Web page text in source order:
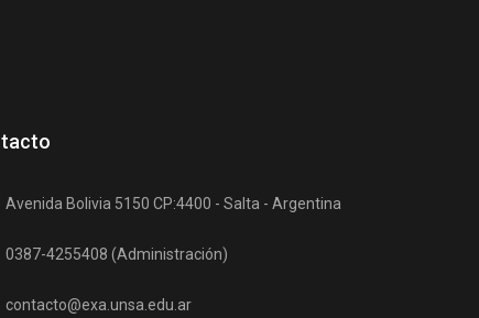
Avenida Bolivia 5150 CP:4400 - Salta - Argentina
0387-4255408 (Administración)
contacto@exa.unsa.edu.ar